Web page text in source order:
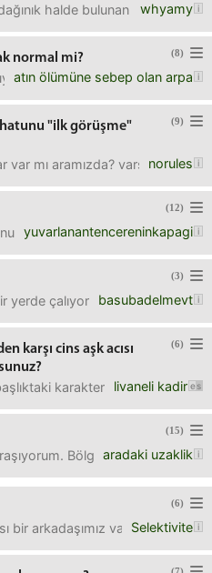
whyamy
halde bulunan fikirlerimi
(8)
normal mi?
atın ölümüne sebep olan arpa
29 yaşındayım. Babam öleli
(9)
"ilk görüşme"
norules
var mı aramızda? varsa, olumlu
(12)
yuvarlanantencereninkapagi
evetse ne sekilde
(3)
basubadelmevt
yerde çalıyorsunuz diyelim.
(6)
karşı cins aşk acısı
livaneli kadir
karakter
(15)
aradaki uzaklik
Bölgem geniş, bol
(6)
Selektivite
bir arkadaşımız var. Bağımlı